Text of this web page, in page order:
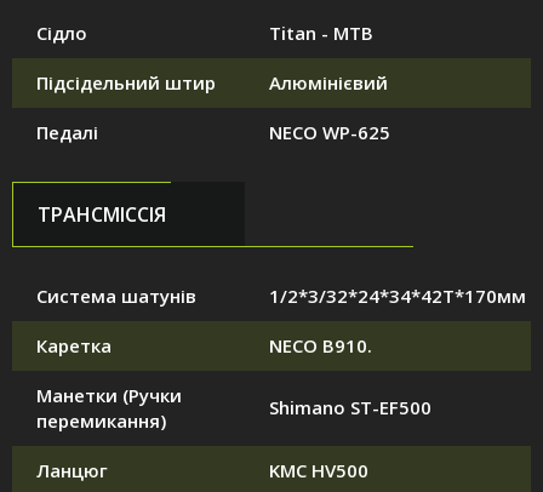
Сідло Titan - MTB
Підсідельний штир Алюмінієвий
Педалі NECO WP-625
ТРАНСМІССІЯ
Система шатунів 1/2*3/32*24*34*42T*170мм
Каретка NECO B910.
Манетки (Ручки
перемикання)
Shimano ST-EF500
Ланцюг KMC HV500